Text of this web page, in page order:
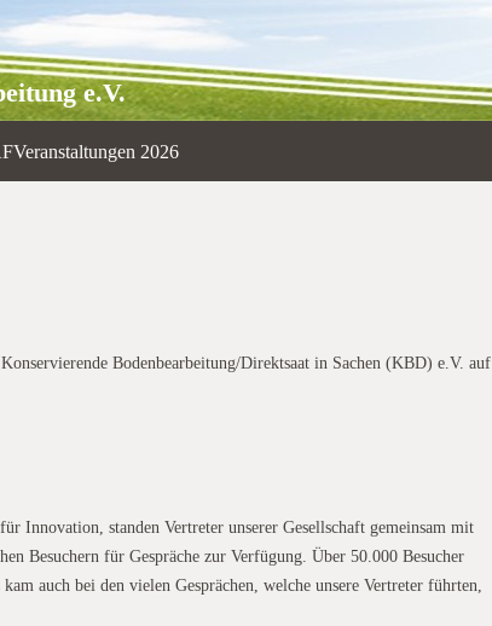
e.V.
Veranstaltungen 2026
Bodenbearbeitung/Direktsaat in Sachen (KBD) e.V. auf
Innovation, standen Vertreter unserer Gesellschaft gemeinsam mit
Besuchern für Gespräche zur Verfügung. Über 50.000 Besucher
auch bei den vielen Gesprächen, welche unsere Vertreter führten,